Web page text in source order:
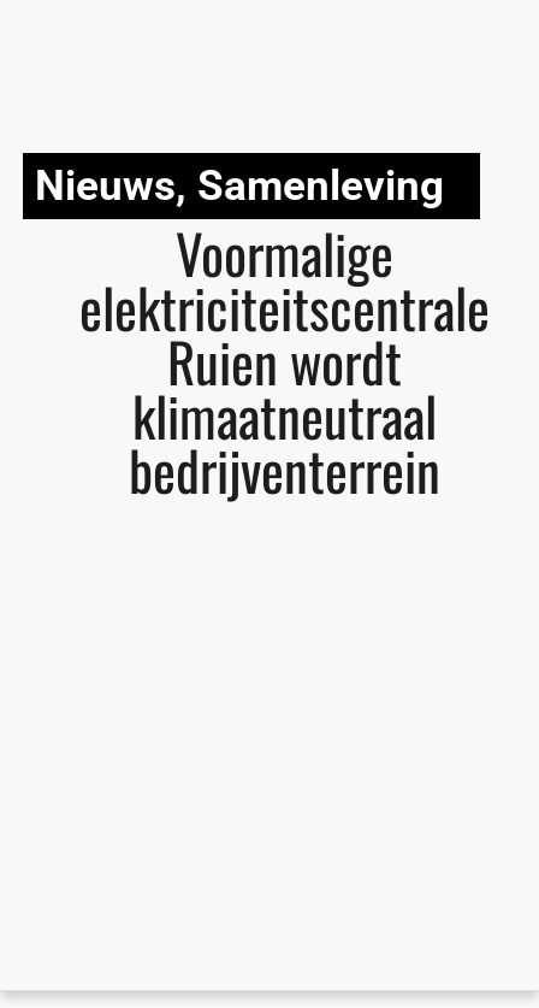
Nieuws, Samenleving
Voormalige
elektriciteitscentrale
Ruien wordt
klimaatneutraal
bedrijventerrein